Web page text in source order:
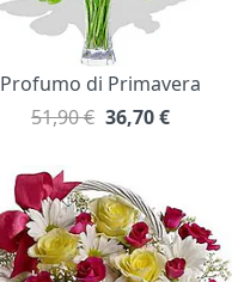
Profumo di Primavera
51,90 € 36,70€